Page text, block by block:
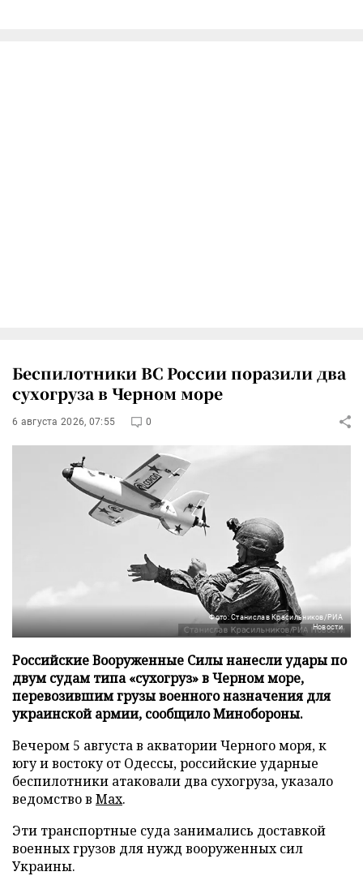
Беспилотники ВС России поразили два
сухогруза в Черном море
6 августа 2026, 07:55 0
Фото: Станислав Красильников/РИА
Новости
Российские Вооруженные Силы нанесли удары по
двум судам типа «сухогруз» в Черном море,
перевозившим грузы военного назначения для
украинской армии, сообщило Минобороны.
Вечером 5 августа в акватории Черного моря, к
югу и востоку от Одессы, российские ударные
беспилотники атаковали два сухогруза, указало
ведомство в Max.
Эти транспортные суда занимались доставкой
военных грузов для нужд вооруженных сил
Украины.